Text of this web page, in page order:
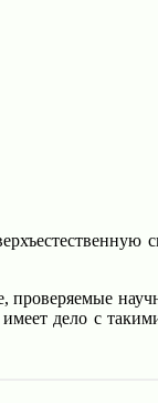
проверяемые
дело с